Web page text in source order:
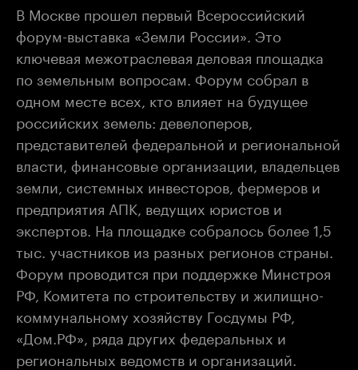
В Москве прошел первый Всероссийский
форум-выставка «Земли России». Это
ключевая межотраслевая деловая площадка
по земельным вопросам. Форум собрал в
одном месте всех, кто влияет на будущее
российских земель: девелоперов,
представителей федеральной и региональной
власти, финансовые организации, владельцев
земли, системных инвесторов, фермеров и
предприятия АПК, ведущих юристов и
экспертов. На площадке собралось более 1,5
тыс. участников из разных регионов страны.
Форум проводится при поддержке Минстроя
РФ, Комитета по строительству и жилищно-
коммунальному хозяйству Госдумы РФ,
«Дом.РФ», ряда других федеральных и
региональных ведомств и организаций.